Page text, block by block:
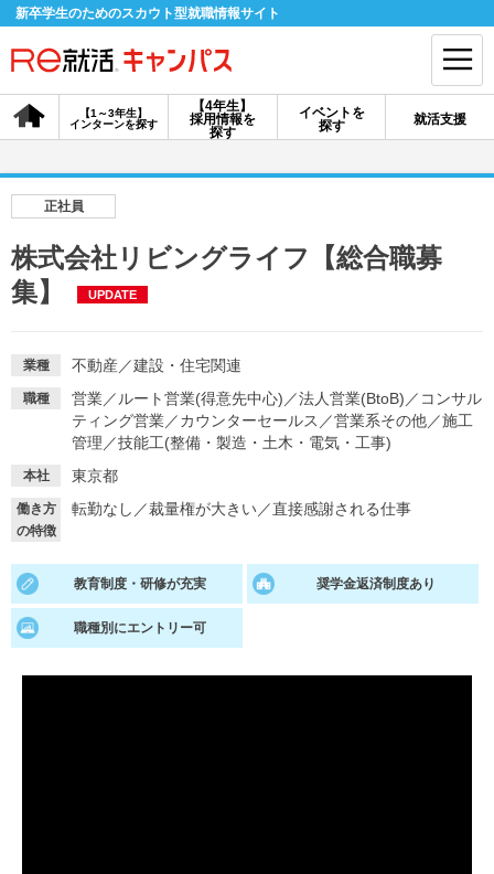
新卒学生のためのスカウト型就職情報サイト
【4年生】
採用情報を
探す
【1～3年生】
インターンを探す
イベントを
探す
就活支援
会員登録 ログイン
イベントを探す スカウト お知らせ
就活ノウハウ・サポート
就活ノウハウが満載！ お役立ち記事・相談室など
あなたに合う仕事を診断！
正社員
株式会社リビングライフ【総合職募
集】
UPDATE
業種 不動産／建設・住宅関連
職種 営業／ ルート営業(得意先中心) ／法人営業(BtoB) ／ コンサル
ティング営業／カウンターセールス ／営業系その他／施工
管理 ／技能工(整備・製造・土木・電気・工事)
本社 東京都
働き方
の特徴
転勤なし ／裁量権が大きい／直接感謝される仕事
教育制度・研修が充実 奨学金返済制度あり
職種別にエントリー可